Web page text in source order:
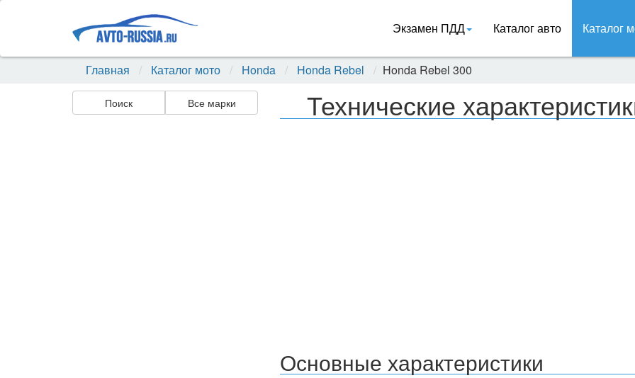
Экзамен ПДД Каталог авто Каталог
Главная Каталог мото Honda Honda Rebel Honda Rebel 300
Поиск Все марки Технические
Основные характеристики